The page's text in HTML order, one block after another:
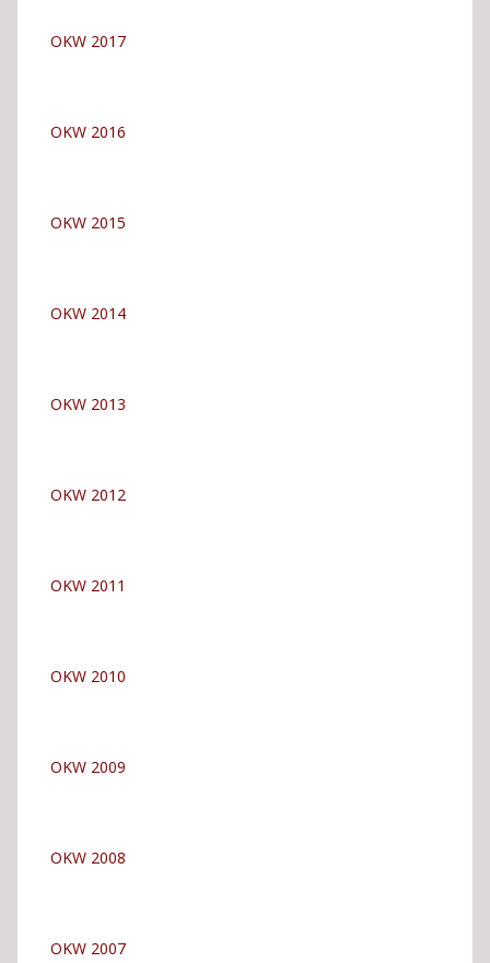
OKW 2017
OKW 2016
OKW 2015
OKW 2014
OKW 2013
OKW 2012
OKW 2011
OKW 2010
OKW 2009
OKW 2008
OKW 2007